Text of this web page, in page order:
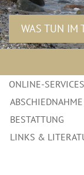
WAS TUN IM
Navigation
ONLINE-SERVICES
ABSCHIEDNAHME
BESTATTUNG
LINKS &